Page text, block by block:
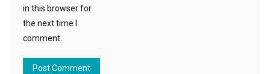
in this browser for
the next time I
comment.